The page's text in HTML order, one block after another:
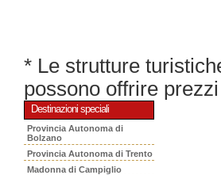
* Le strutture
possono offrire
Destinazioni speciali
Provincia Autonoma di
Bolzano
Provincia Autonoma di Trento
Madonna di Campiglio